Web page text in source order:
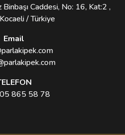
Caddesi, No: 16, Kat:2 ,
/ Türkiye
Email
865 58 78